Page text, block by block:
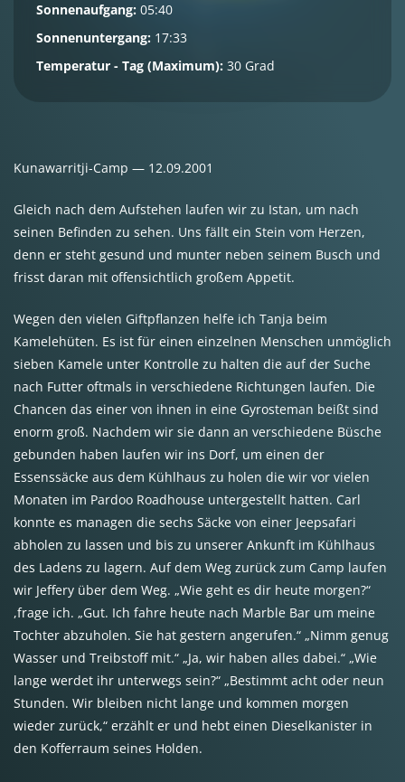
Sonnenaufgang: 05:40
Sonnenuntergang: 17:33
Temperatur - Tag (Maximum): 30 Grad
Kunawarritji-Camp — 12.09.2001
Gleich nach dem Aufstehen laufen wir zu Istan, um nach
seinen Befinden zu sehen. Uns fällt ein Stein vom Herzen,
denn er steht gesund und munter neben seinem Busch und
frisst daran mit offensichtlich großem Appetit.
Wegen den vielen Giftpflanzen helfe ich Tanja beim
Kamelehüten. Es ist für einen einzelnen Menschen unmöglich
sieben Kamele unter Kontrolle zu halten die auf der Suche
nach Futter oftmals in verschiedene Richtungen laufen. Die
Chancen das einer von ihnen in eine Gyrosteman beißt sind
enorm groß. Nachdem wir sie dann an verschiedene Büsche
gebunden haben laufen wir ins Dorf, um einen der
Essenssäcke aus dem Kühlhaus zu holen die wir vor vielen
Monaten im Pardoo Roadhouse untergestellt hatten. Carl
konnte es managen die sechs Säcke von einer Jeepsafari
abholen zu lassen und bis zu unserer Ankunft im Kühlhaus
des Ladens zu lagern. Auf dem Weg zurück zum Camp laufen
wir Jeffery über dem Weg. „Wie geht es dir heute morgen?“
,frage ich. „Gut. Ich fahre heute nach Marble Bar um meine
Tochter abzuholen. Sie hat gestern angerufen.“ „Nimm genug
Wasser und Treibstoff mit.“ „Ja, wir haben alles dabei.“ „Wie
lange werdet ihr unterwegs sein?“ „Bestimmt acht oder neun
Stunden. Wir bleiben nicht lange und kommen morgen
wieder zurück,“ erzählt er und hebt einen Dieselkanister in
den Kofferraum seines Holden.